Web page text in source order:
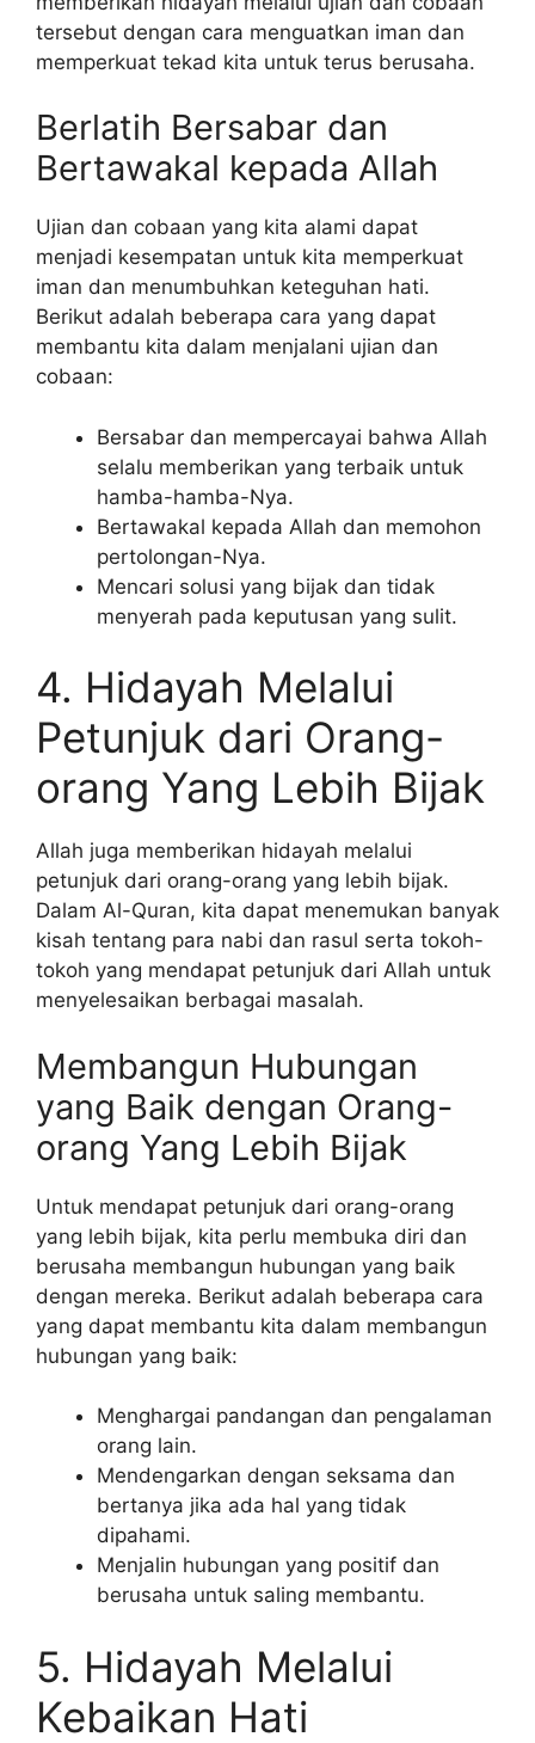
tersebut dengan cara menguatkan iman dan
memperkuat tekad kita untuk terus berusaha.
Berlatih Bersabar dan
Bertawakal kepada Allah
Ujian dan cobaan yang kita alami dapat
menjadi kesempatan untuk kita memperkuat
iman dan menumbuhkan keteguhan hati.
Berikut adalah beberapa cara yang dapat
membantu kita dalam menjalani ujian dan
cobaan:
Bersabar dan mempercayai bahwa Allah
selalu memberikan yang terbaik untuk
hamba-hamba-Nya.
Bertawakal kepada Allah dan memohon
pertolongan-Nya.
Mencari solusi yang bijak dan tidak
menyerah pada keputusan yang sulit.
4. Hidayah Melalui
Petunjuk dari Orang-
orang Yang Lebih Bijak
Allah juga memberikan hidayah melalui
petunjuk dari orang-orang yang lebih bijak.
Dalam Al-Quran, kita dapat menemukan banyak
kisah tentang para nabi dan rasul serta tokoh-
tokoh yang mendapat petunjuk dari Allah untuk
menyelesaikan berbagai masalah.
Membangun Hubungan
yang Baik dengan Orang-
orang Yang Lebih Bijak
Untuk mendapat petunjuk dari orang-orang
yang lebih bijak, kita perlu membuka diri dan
berusaha membangun hubungan yang baik
dengan mereka. Berikut adalah beberapa cara
yang dapat membantu kita dalam membangun
hubungan yang baik:
Menghargai pandangan dan pengalaman
orang lain.
Mendengarkan dengan seksama dan
bertanya jika ada hal yang tidak
dipahami.
Menjalin hubungan yang positif dan
berusaha untuk saling membantu.
5. Hidayah Melalui
Kebaikan Hati